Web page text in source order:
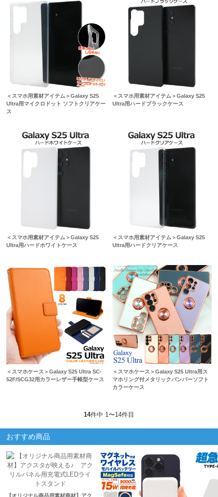
＜スマホ用素材アイテム＞Galaxy S25
Ultra用マイクロドット ソフトクリアケー
ス
＜スマホ用素材アイテム＞Galaxy S25
Ultra用ハードブラックケース
＜スマホ用素材アイテム＞Galaxy S25
Ultra用ハードホワイトケース
＜スマホ用素材アイテム＞Galaxy S25
Ultra用ハードクリアケース
＜スマホケース＞Galaxy S25 Ultra SC-
52F/SCG32用カラーレザー手帳型ケース
＜スマホケース＞Galaxy S25 Ultra用ス
マホリング付メタリックバンパーソフト
カラーケース
14件中 1〜14件目
おすすめ商品
【オリジナル商品用素材商材】アク